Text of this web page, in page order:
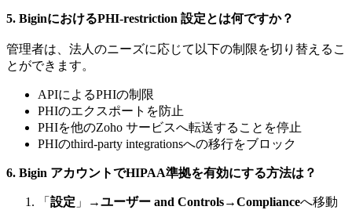
5. BiginにおけるPHI‑restriction 設定とは何ですか？
管理者は、法人のニーズに応じて以下の制限を切り替えるこ
とができます。
APIによるPHIの制限
PHIのエクスポートを防止
PHIを他のZoho サービスへ転送することを停止
PHIのthird‑party integrationsへの移行をブロック
6. Bigin アカウントでHIPAA準拠を有効にする方法は？
「 設定 」→ユーザー and Controls→Complianceへ移動